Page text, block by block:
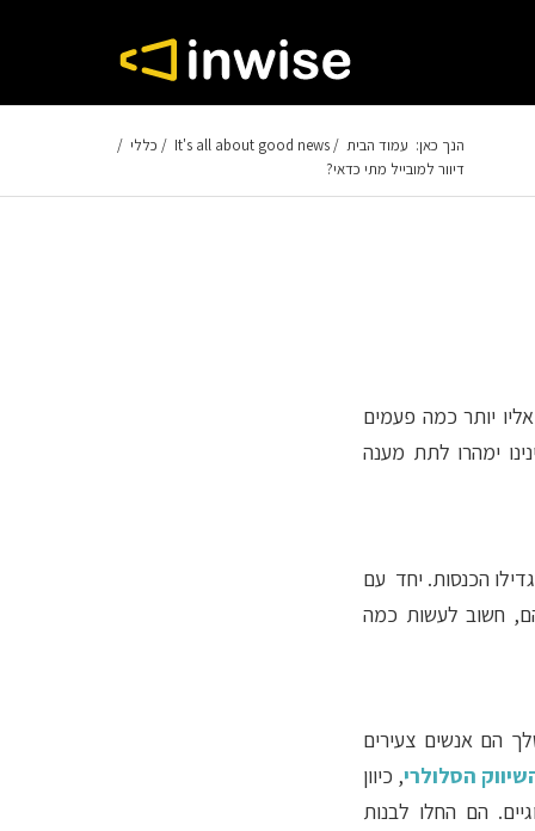
הנך כאן: עמוד הבית /
It's all about good news
/ כללי /
דיוור למובייל מתי כדאי?
יותר כמה פעמים
ימהרו לתת מענה
הכנסות. יחד עם
חשוב לעשות כמה
הם אנשים צעירים
הסלולרי, כיוון
הם החלו לבנות